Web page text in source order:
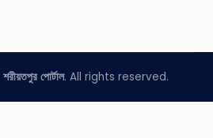
শরীয়তপুর পোর্টাল. All rights reserved.